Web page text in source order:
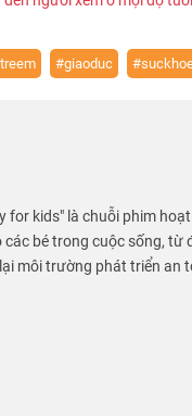
#giaoduc
for kids" là chuỗi phim
bé trong cuộc sống,
môi trường phát triển an